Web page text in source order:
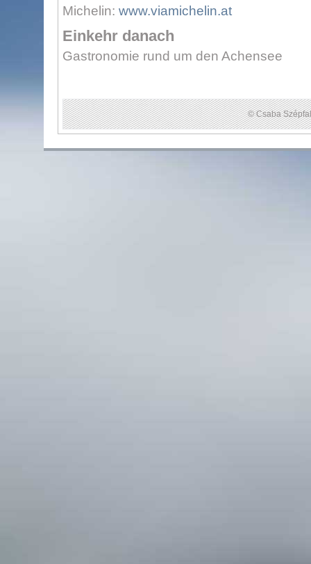
Michelin: www.viamichelin.at
Einkehr danach
Gastronomie rund um den Achensee
© Csaba